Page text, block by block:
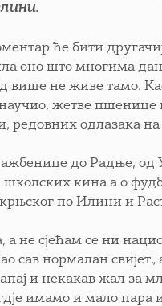
ће бити
оно што многима
више не живе тамо.
научио, жетве
одлазака
до Радње,
кина а о
по Илини и
не сјећам се ни
нормалан свијет„
и некакав жал за
имамо и мало пара